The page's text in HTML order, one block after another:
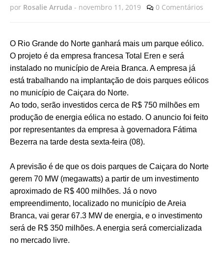
por Rosalie Arruda - novembro 11, 2019 0 Comentários
O Rio Grande do Norte ganhará mais um parque eólico.
O projeto é da empresa francesa Total Eren e será
instalado no município de Areia Branca. A empresa já
está trabalhando na implantação de dois parques eólicos
no município de Caiçara do Norte.
Ao todo, serão investidos cerca de R$ 750 milhões em
produção de energia eólica no estado. O anuncio foi feito
por representantes da empresa à governadora Fátima
Bezerra na tarde desta sexta-feira (08).
A previsão é de que os dois parques de Caiçara do Norte
gerem 70 MW (megawatts) a partir de um investimento
aproximado de R$ 400 milhões. Já o novo
empreendimento, localizado no município de Areia
Branca, vai gerar 67.3 MW de energia, e o investimento
será de R$ 350 milhões. A energia será comercializada
no mercado livre.